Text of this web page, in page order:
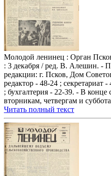
Молодой ленинец : Орган
: 3 декабря / ред. В. Алешин. -
редакции: г. Псков, Дом
редактор - 48-24 ; секретариат
; бухгалтерия - 22-39. - В
вторникам, четвергам и
Читать полный текст